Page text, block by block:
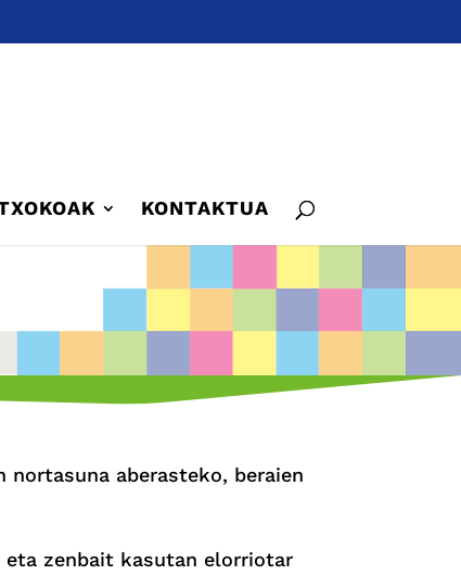
KONTAKTUA
aberasteko, beraien
zenbait kasutan elorriotar